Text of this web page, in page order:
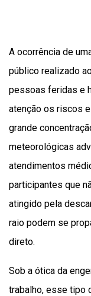
A ocorrência de
público realizado
pessoas feridas e
atenção os riscos
grande
meteorológicas
atendimentos
participantes que
atingido pela
raio podem se
direto.
Sob a ótica da
trabalho, esse tipo